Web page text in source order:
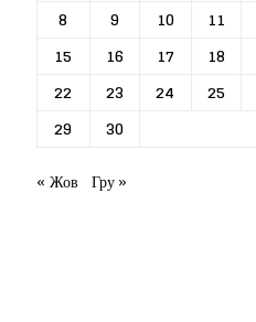
8
9 10 11
15
16 17 18
22
23 24 25
29
30
« Жов Гру »